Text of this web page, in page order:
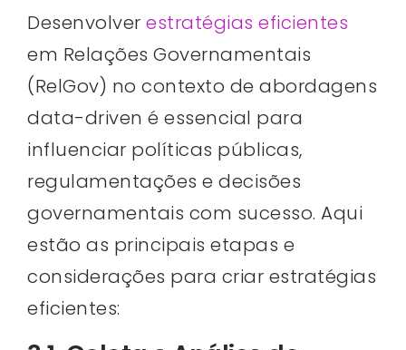
Desenvolver estratégias eficientes
em Relações Governamentais
(RelGov) no contexto de abordagens
data-driven é essencial para
influenciar políticas públicas,
regulamentações e decisões
governamentais com sucesso. Aqui
estão as principais etapas e
considerações para criar estratégias
eficientes: